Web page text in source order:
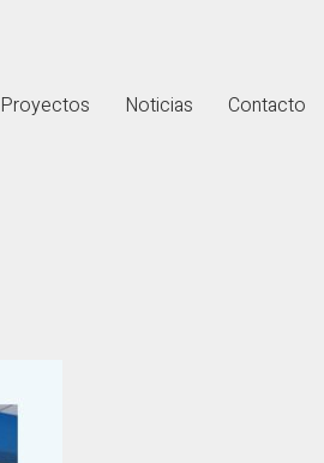
Proyectos Noticias Contacto